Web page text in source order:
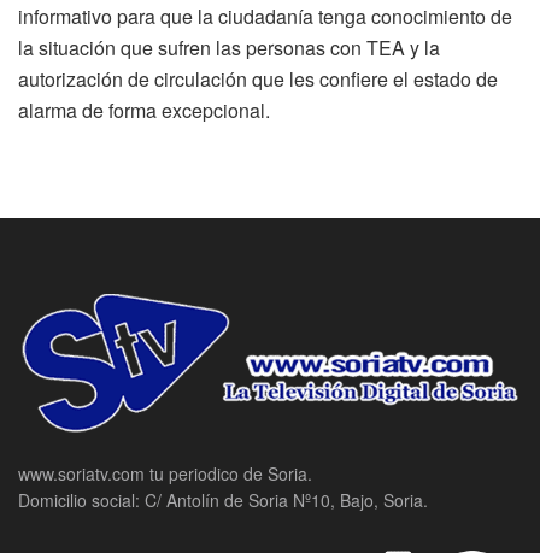
informativo para que la ciudadanía tenga conocimiento de
la situación que sufren las personas con TEA y la
autorización de circulación que les confiere el estado de
alarma de forma excepcional.
www.soriatv.com tu periodico de Soria.
Domicilio social: C/ Antolín de Soria Nº10, Bajo, Soria.